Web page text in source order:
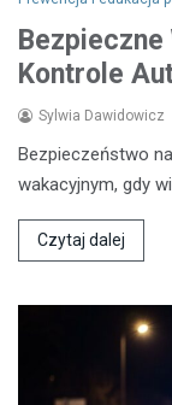
Bezpieczne
Kontrole
Sylwia Dawidowicz
Bezpieczeństwo
wakacyjnym, gdy
Czytaj dalej